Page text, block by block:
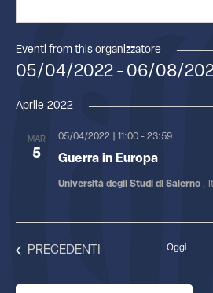
Eventi from this organizzatore
05/04/2022 - 06/08/
la
Aprile 2022
MAR
5 Guerra in Europa
05/04/2022 | 11:00- 23:59
Università degli Studi di Salerno ,
EVENTI
PRECEDENTI Oggi